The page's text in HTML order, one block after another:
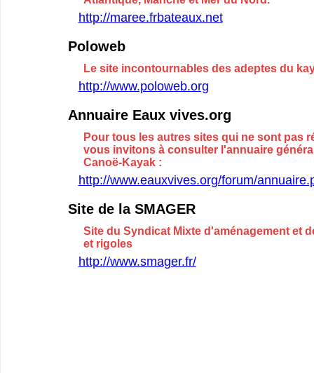
http://maree.frbateaux.net
Poloweb
Le site incontournables des adeptes du
http://www.poloweb.org
Annuaire Eaux vives.org
Pour tous les autres sites qui ne sont pas
vous invitons à consulter l'annuaire
Canoë-Kayak :
http://www.eauxvives.org/forum/
Site de la SMAGER
Site du Syndicat Mixte d'aménagement et
et rigoles
http://www.smager.fr/